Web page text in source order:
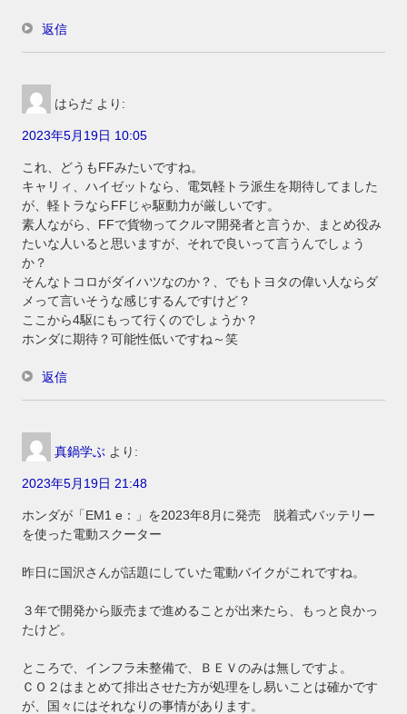
返信
はらだ より:
2023年5月19日 10:05
これ、どうもFFみたいですね。
キャリィ、ハイゼットなら、電気軽トラ派生を期待してました
が、軽トラならFFじゃ駆動力が厳しいです。
素人ながら、FFで貨物ってクルマ開発者と言うか、まとめ役み
たいな人いると思いますが、それで良いって言うんでしょう
か？
そんなトコロがダイハツなのか？、でもトヨタの偉い人ならダ
メって言いそうな感じするんですけど？
ここから4駆にもって行くのでしょうか？
ホンダに期待？可能性低いですね～笑
返信
真鍋学ぶ より:
2023年5月19日 21:48
ホンダが「EM1 e：」を2023年8月に発売 脱着式バッテリー
を使った電動スクーター
昨日に国沢さんが話題にしていた電動バイクがこれですね。
３年で開発から販売まで進めることが出来たら、もっと良かっ
たけど。
ところで、インフラ未整備で、ＢＥＶのみは無しですよ。
ＣＯ２はまとめて排出させた方が処理をし易いことは確かです
が、国々にはそれなりの事情があります。